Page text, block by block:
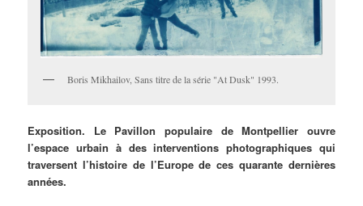
Boris Mikhailov, Sans titre de la série "At Dusk" 1993.
Exposition. Le Pavillon populaire de Montpellier ouvre
l’espace urbain à des interventions photographiques qui
traversent l’histoire de l’Europe de ces quarante dernières
années.